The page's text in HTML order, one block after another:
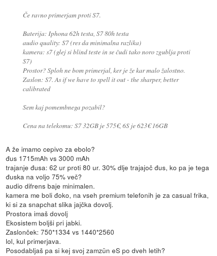
Če ravno primerjam proti S7.
Baterija: Iphona 62h testa, S7 80h testa
audio quality: S7 (res da minimalna razlika)
kamera: s7 (glej si blind teste in se čudi tako noro zgublja proti
S7)
Prostor? Sploh ne bom primerjal, ker je že kar malo žalostno.
Zaslon: S7. As if we have to spell it out - the sharper, better
calibrated
Sem kaj pomembnega pozabil?
Cena na telekomu: S7 32GB je 575€, 6S je 623€ 16GB
A že imamo cepivo za ebolo?
đus 1715mAh vs 3000 mAh
trajanje đusa: 62 ur proti 80 ur. 30% dlje trajajoč đus, ko pa je tega
đuska na voljo 75% več?
audio difrens baje minimalen.
kamera me boli đoko, na vseh premium telefonih je za casual frika,
ki si za snapchat slika jajčka dovolj.
Prostora imaš dovolj
Ekosistem boljši pri jabki.
Zaslonček: 750*1334 vs 1440*2560
lol, kul primerjava.
Posodabljaš pa si kej svoj zamzün eS po dveh letih?